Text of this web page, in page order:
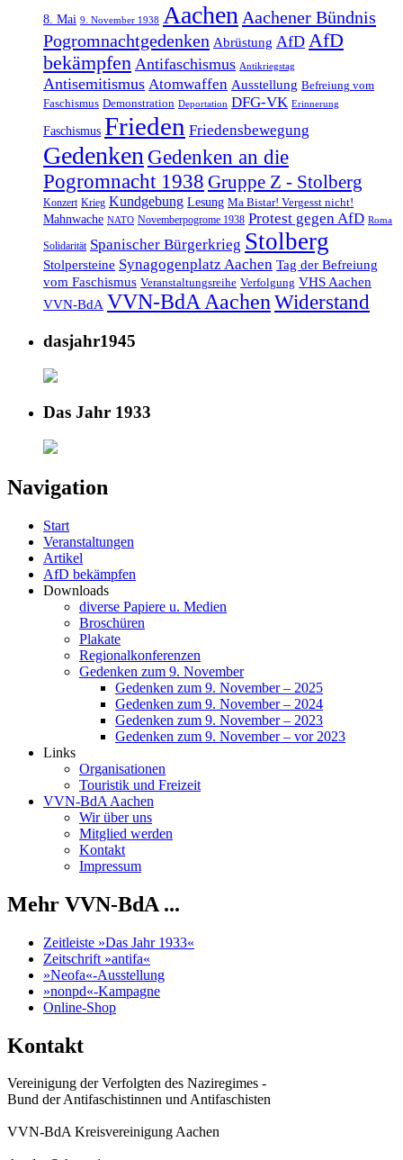
8. Mai 9. November 1938 Aachen Aachener Bündnis
Pogromnachtgedenken Abrüstung AfD AfD
bekämpfen Antifaschismus Antikriegstag
Antisemitismus Atomwaffen Ausstellung Befreiung vom
Faschismus Demonstration Deportation DFG-VK Erinnerung
Faschismus Frieden Friedensbewegung
Gedenken Gedenken an die
Pogromnacht 1938 Gruppe Z - Stolberg
Konzert Krieg Kundgebung Lesung Ma Bistar! Vergesst nicht!
Mahnwache NATO Novemberpogrome 1938 Protest gegen AfD Roma
Solidarität Spanischer Bürgerkrieg Stolberg
Stolpersteine Synagogenplatz Aachen Tag der Befreiung
vom Faschismus Veranstaltungsreihe Verfolgung VHS Aachen
VVN-BdA VVN-BdA AachenWiderstand
dasjahr1945
Das Jahr 1933
Navigation
Start
Veranstaltungen
Artikel
AfD bekämpfen
Downloads
diverse Papiere u. Medien
Broschüren
Plakate
Regionalkonferenzen
Gedenken zum 9. November
Gedenken zum 9. November – 2025
Gedenken zum 9. November – 2024
Gedenken zum 9. November – 2023
Gedenken zum 9. November – vor 2023
Links
Organisationen
Touristik und Freizeit
VVN-BdA Aachen
Wir über uns
Mitglied werden
Kontakt
Impressum
Mehr VVN-BdA ...
Zeitleiste »Das Jahr 1933«
Zeitschrift »antifa«
»Neofa«-Ausstellung
»nonpd«-Kampagne
Online-Shop
Kontakt
Vereinigung der Verfolgten des Naziregimes -
Bund der Antifaschistinnen und Antifaschisten
VVN-BdA Kreisvereinigung Aachen